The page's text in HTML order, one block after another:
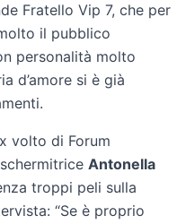
Fratello Vip 7, che per
il pubblico
personalità molto
d’amore si è già
volto di Forum
Antonella
troppi peli sulla
“Se è proprio